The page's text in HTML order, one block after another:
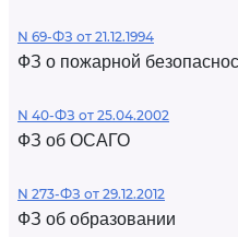
N 69-ФЗ от 21.12.1994
ФЗ о пожарной
N 40-ФЗ от 25.04.2002
ФЗ об ОСАГО
N 273-ФЗ от 29.12.2012
ФЗ об образовании